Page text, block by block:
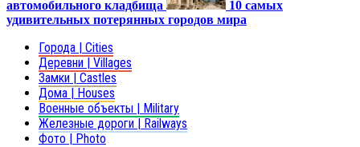
автомобильного кладбища
10 самых
удивительных потерянных городов мира
Города | Cities
Деревни | Villages
Замки | Castles
Дома | Houses
Военные объекты | Military
Железные дороги | Railways
Фото | Photo